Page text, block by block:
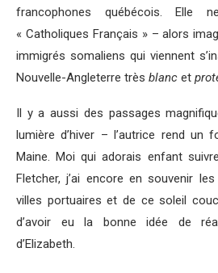
francophones québécois. Elle
« Catholiques Français » – alors
immigrés somaliens qui viennent
Nouvelle-Angleterre très blanc et
Il y a aussi des passages
lumière d’hiver – l’autrice rend un
Maine. Moi qui adorais enfant
Fletcher, j’ai encore en souvenir
villes portuaires et de ce soleil
d’avoir eu la bonne idée de
d’Elizabeth.